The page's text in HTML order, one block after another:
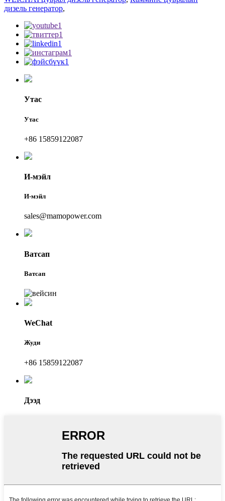
дизель генератор,
Утас
Утас
+86 15859122087
И-мэйл
И-мэйл
sales@mamopower.com
Ватсап
Ватсап
WeChat
Жуди
+86 15859122087
Дээд